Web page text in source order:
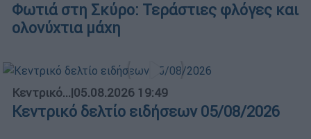
Φωτιά στη Σκύρο: Τεράστιες φλόγες και
ολονύχτια μάχη
Κεντρικό...|05.08.2026 19:49
Κεντρικό δελτίο ειδήσεων 05/08/2026